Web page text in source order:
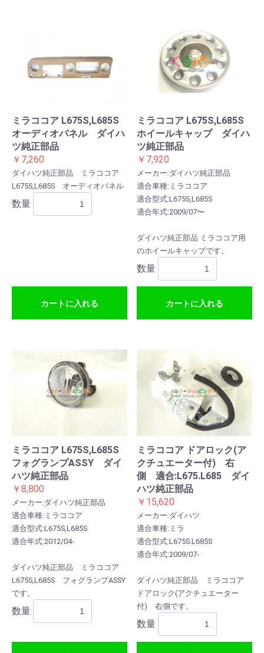
ミラココア L675S,L685S
オーディオパネル ダイハ
ツ純正部品
￥7,260
ダイハツ純正部品 ミラココア
L675S,L685S オーディオパネル
数量
カートに入れる
ミラココア L675S,L685S
ホイールキャップ ダイハ
ツ純正部品
￥7,920
メーカー:ダイハツ純正部品
適合車種:ミラココア
適合型式:L675S,L685S
適合年式:2009/07〜
ダイハツ純正部品 ミラココア用
のホイールキャップです。
数量
カートに入れる
ミラココア L675S,L685S
フォグランプASSY ダイ
ハツ純正部品
￥8,800
メーカー:ダイハツ純正部品
適合車種:ミラココア
適合型式:L675S,L685S
適合年式:2012/04-
ダイハツ純正部品 ミラココア
L675S,L685S フォグランプASSY
です。
数量
ミラココア ドアロック(ア
クチュエーター付) 右
側 適合:L675.L685 ダイ
ハツ純正部品
￥15,620
メーカー:ダイハツ
適合車種:ミラ
適合型式:L675S.L685S
適合年式:2009/07-
ダイハツ純正部品 ミラココア
ドアロック(アクチュエーター
付) 右側です。
数量
お買い物を続ける カートへ進む